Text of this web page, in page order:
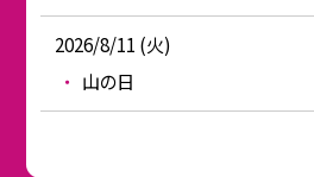
2026/8/11 (火)
山の日